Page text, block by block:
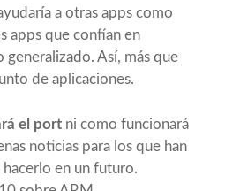
a otras apps como
apps que confían en
Así, más que
de aplicaciones.
el port ni como funcionará
noticias para los que han
en un futuro.